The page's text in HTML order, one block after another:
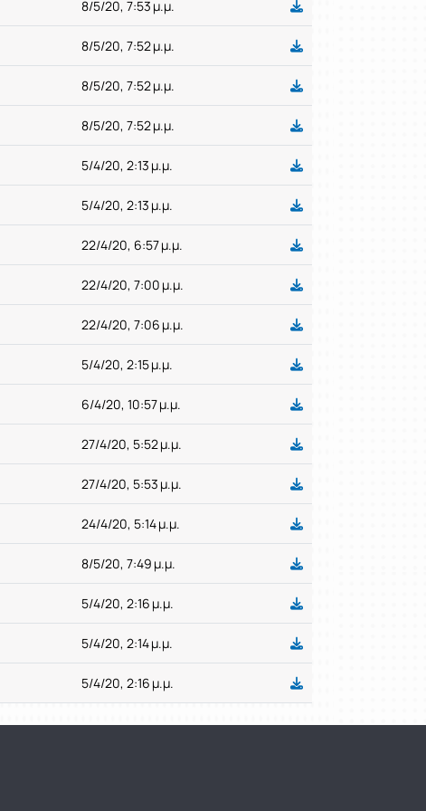
8/5/20, 7:53 μ.μ.
8/5/20, 7:52 μ.μ.
8/5/20, 7:52 μ.μ.
8/5/20, 7:52 μ.μ.
5/4/20, 2:13 μ.μ.
5/4/20, 2:13 μ.μ.
22/4/20, 6:57 μ.μ.
22/4/20, 7:00 μ.μ.
22/4/20, 7:06 μ.μ.
5/4/20, 2:15 μ.μ.
6/4/20, 10:57 μ.μ.
27/4/20, 5:52 μ.μ.
27/4/20, 5:53 μ.μ.
24/4/20, 5:14 μ.μ.
8/5/20, 7:49 μ.μ.
5/4/20, 2:16 μ.μ.
5/4/20, 2:14 μ.μ.
5/4/20, 2:16 μ.μ.